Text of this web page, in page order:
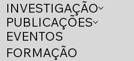
INVESTIGAÇÃO
PUBLICAÇÕES
EVENTOS
FORMAÇÃO